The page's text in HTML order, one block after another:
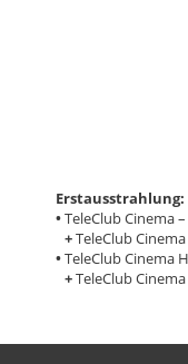
Erstausstrahlung:
•TeleClub Cinema
+TeleClub
•TeleClub Cinema
+TeleClub